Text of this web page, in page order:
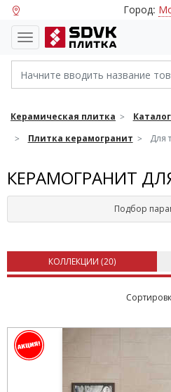
Город:
Керамическая плитка
Плитка керамогранит
Для
КЕРАМОГРАНИТ
Подбор
КОЛЛЕКЦИИ (20)